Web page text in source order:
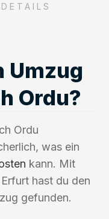
Umzug
Ordu?
Ordu
was ein
kann. Mit
hast du den
gefunden.